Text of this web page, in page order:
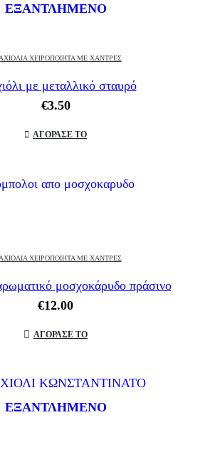
ΕΞΑΝΤΛΗΜΈΝΟ
ΧΕΙΡΟΠΟΊΗΤΑ ΜΕ ΧΆΝΤΡΕΣ
με μεταλλικό σταυρό
€3.50
ΑΓΟΡΑΣΕ ΤΟ
ΧΕΙΡΟΠΟΊΗΤΑ ΜΕ ΧΆΝΤΡΕΣ
μοσχοκάρυδο πράσινο
€12.00
ΑΓΟΡΑΣΕ ΤΟ
ΕΞΑΝΤΛΗΜΈΝΟ